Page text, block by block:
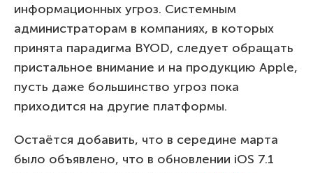
информационных угроз. Системным
администраторам в компаниях, в которых
принята парадигма BYOD, следует обращать
пристальное внимание и на продукцию Apple,
пусть даже большинство угроз пока
приходится на другие платформы.
Остаётся добавить, что в середине марта
было объявлено, что в обновлении iOS 7.1